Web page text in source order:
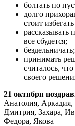
болтать по
долго
стоит
рассказывать
все сбудется;
бездельничать;
принимать
считалось,
своего
21 октября
Анатолия,
Дмитрия, Захара,
Федора, Якова